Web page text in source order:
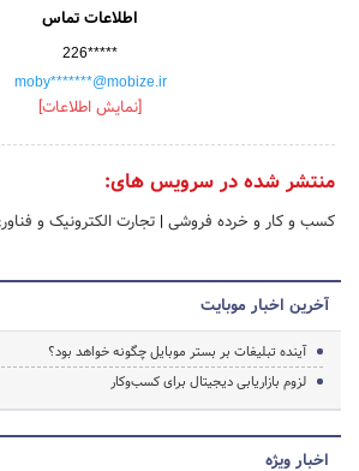
اطلاعات تماس
226*****
moby*******@mobize.ir
[نمایش اطلاعات]
منتشر شده در سرویس های:
کسب و کار و خرده فروشی | تجارت الکترونیک و
آخرین اخبار موبایت
آینده تبلیغات بر بستر موبایل چگونه خواهد بود؟
لزوم بازاریابی دیجیتال برای کسب‌وکار
اخبار ویژه